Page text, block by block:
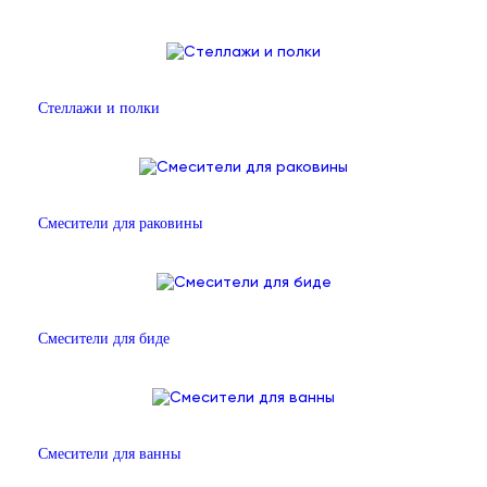
Стеллажи и полки
Смесители для раковины
Смесители для биде
Смесители для ванны